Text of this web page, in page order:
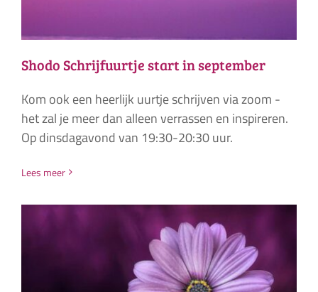
Shodo Schrijfuurtje start in september
Kom ook een heerlijk uurtje schrijven via zoom -
het zal je meer dan alleen verrassen en inspireren.
Op dinsdagavond van 19:30-20:30 uur.
Lees meer